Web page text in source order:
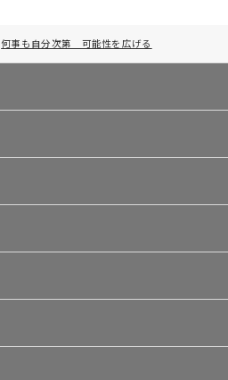
何事も自分次第 可能性を広げる